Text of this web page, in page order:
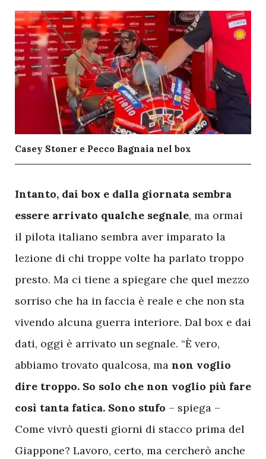
Casey Stoner e Pecco Bagnaia nel box
Intanto, dai box e dalla giornata sembra
essere arrivato qualche segnale, ma ormai
il pilota italiano sembra aver imparato la
lezione di chi troppe volte ha parlato troppo
presto. Ma ci tiene a spiegare che quel mezzo
sorriso che ha in faccia è reale e che non sta
vivendo alcuna guerra interiore. Dal box e dai
dati, oggi è arrivato un segnale. “È vero,
abbiamo trovato qualcosa, ma non voglio
dire troppo. So solo che non voglio più fare
così tanta fatica. Sono stufo – spiega –
Come vivrò questi giorni di stacco prima del
Giappone? Lavoro, certo, ma cercherò anche